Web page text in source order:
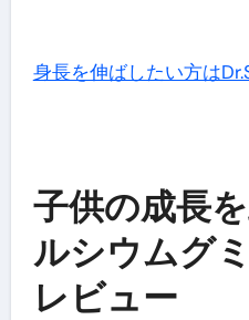
身長を伸ばしたい方は
子供の成長
ルシウムグ
レビュー